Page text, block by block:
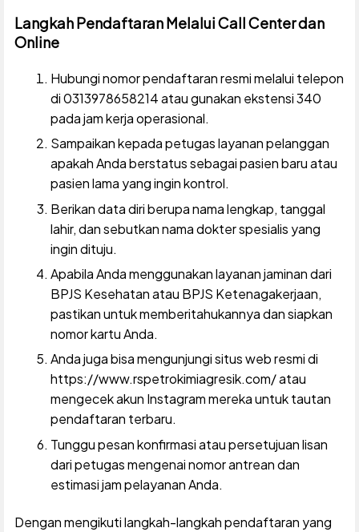
Langkah Pendaftaran Melalui Call Center dan
Online
Hubungi nomor pendaftaran resmi melalui telepon
di 0313978658214 atau gunakan ekstensi 340
pada jam kerja operasional.
Sampaikan kepada petugas layanan pelanggan
apakah Anda berstatus sebagai pasien baru atau
pasien lama yang ingin kontrol.
Berikan data diri berupa nama lengkap, tanggal
lahir, dan sebutkan nama dokter spesialis yang
ingin dituju.
Apabila Anda menggunakan layanan jaminan dari
BPJS Kesehatan atau BPJS Ketenagakerjaan,
pastikan untuk memberitahukannya dan siapkan
nomor kartu Anda.
Anda juga bisa mengunjungi situs web resmi di
https://www.rspetrokimiagresik.com/ atau
mengecek akun Instagram mereka untuk tautan
pendaftaran terbaru.
Tunggu pesan konfirmasi atau persetujuan lisan
dari petugas mengenai nomor antrean dan
estimasi jam pelayanan Anda.
Dengan mengikuti langkah-langkah pendaftaran yang